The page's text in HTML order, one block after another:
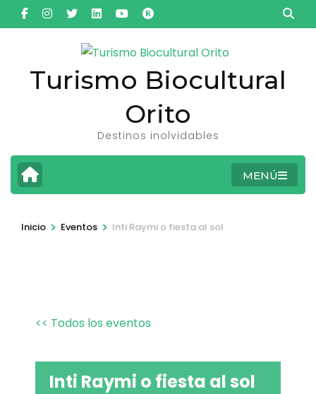
Saltar
al
(presionaTurismo Biocultural
Orito
Destinos inolvidables
MENÚ
Inicio > Eventos > Inti Raymi o fiesta al sol
<< Todos los eventos
Inti Raymi o fiesta al sol